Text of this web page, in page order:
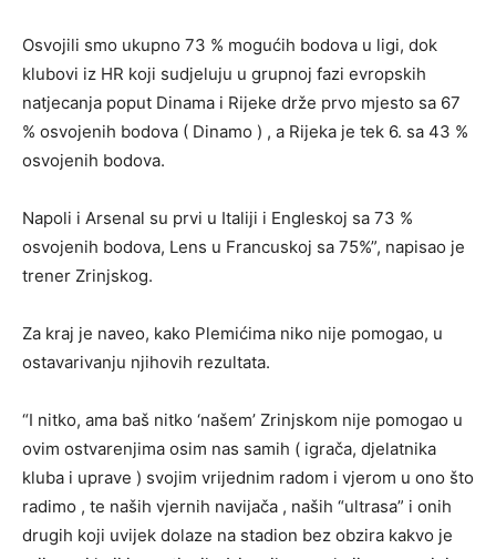
Osvojili smo ukupno 73 % mogućih bodova u ligi, dok
klubovi iz HR koji sudjeluju u grupnoj fazi evropskih
natjecanja poput Dinama i Rijeke drže prvo mjesto sa 67
% osvojenih bodova ( Dinamo ) , a Rijeka je tek 6. sa 43 %
osvojenih bodova.
Napoli i Arsenal su prvi u Italiji i Engleskoj sa 73 %
osvojenih bodova, Lens u Francuskoj sa 75%”, napisao je
trener Zrinjskog.
Za kraj je naveo, kako Plemićima niko nije pomogao, u
ostavarivanju njihovih rezultata.
“I nitko, ama baš nitko ‘našem’ Zrinjskom nije pomogao u
ovim ostvarenjima osim nas samih ( igrača, djelatnika
kluba i uprave ) svojim vrijednim radom i vjerom u ono što
radimo , te naših vjernih navijača , naših “ultrasa” i onih
drugih koji uvijek dolaze na stadion bez obzira kakvo je